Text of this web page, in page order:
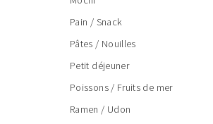
Pain / Snack
Pâtes / Nouilles
Petit déjeuner
Poissons / Fruits de mer
Ramen / Udon